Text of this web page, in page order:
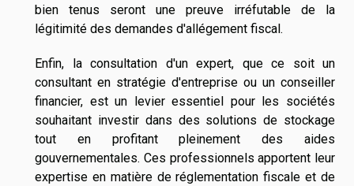
bien tenus seront une preuve irréfutable de la
légitimité des demandes d'allégement fiscal.
Enfin, la consultation d'un expert, que ce soit un
consultant en stratégie d'entreprise ou un conseiller
financier, est un levier essentiel pour les sociétés
souhaitant investir dans des solutions de stockage
tout en profitant pleinement des aides
gouvernementales. Ces professionnels apportent leur
expertise en matière de réglementation fiscale et de